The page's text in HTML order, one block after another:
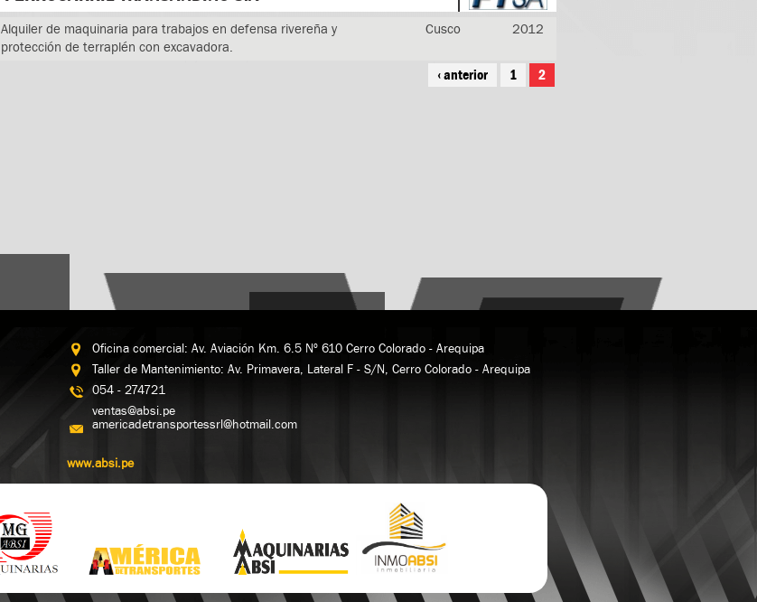
Alquiler de maquinaria para trabajos en defensa rivereña y
protección de terraplén con excavadora.
Cusco 2012
‹ anterior 1 2
Oficina comercial: Av. Aviación Km. 6.5 Nº 610 Cerro Colorado - Arequipa
Taller de Mantenimiento: Av. Primavera, Lateral F - S/N, Cerro Colorado - Arequipa
054 - 274721
ventas@absi.pe
americadetransportessrl@hotmail.com
www.absi.pe